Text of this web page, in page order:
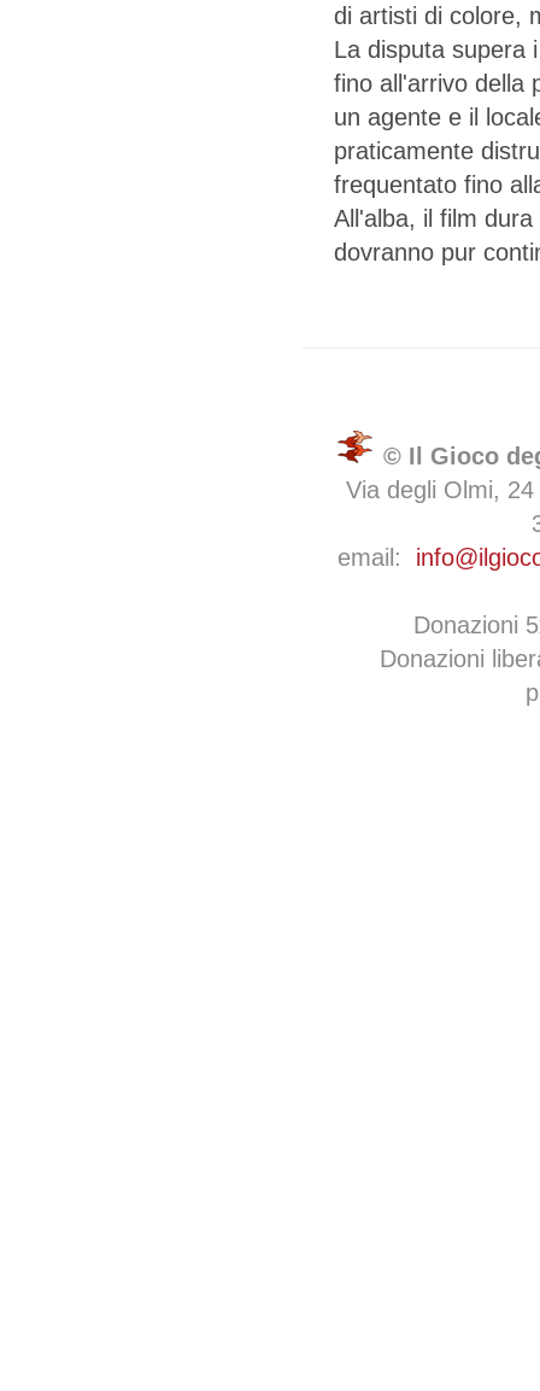
di artisti di colore,
La disputa supera
fino all'arrivo della
un agente e il
praticamente
frequentato fino
All'alba, il film
dovranno pur
© Il Gioco
Via degli Olmi,
email:
Donazioni
Donazioni